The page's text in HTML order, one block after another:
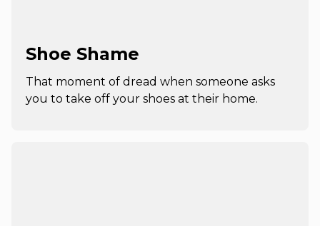
Shoe Shame
That moment of dread when someone asks
you to take off your shoes at their home.